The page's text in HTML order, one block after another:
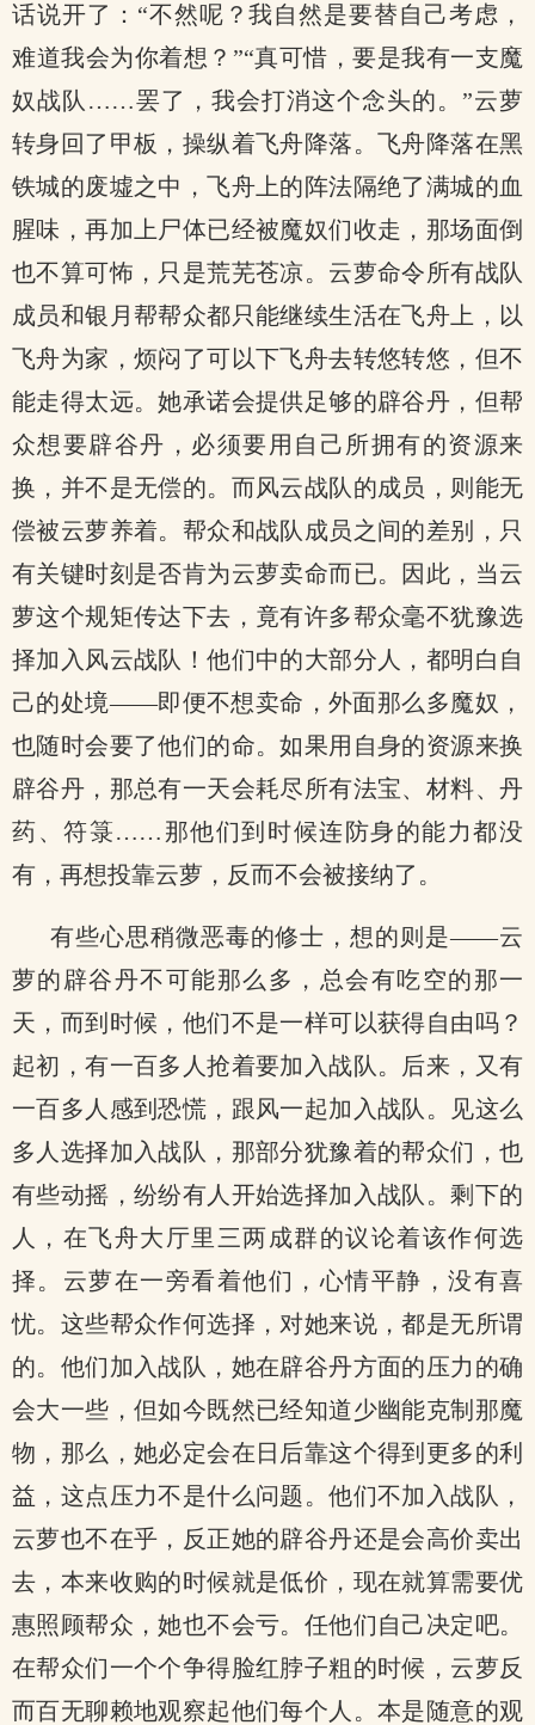
话说开了：“不然呢？我自然是要替自己考虑，
难道我会为你着想？”“真可惜，要是我有一支魔
奴战队……罢了，我会打消这个念头的。”云萝
转身回了甲板，操纵着飞舟降落。飞舟降落在黑
铁城的废墟之中，飞舟上的阵法隔绝了满城的血
腥味，再加上尸体已经被魔奴们收走，那场面倒
也不算可怖，只是荒芜苍凉。云萝命令所有战队
成员和银月帮帮众都只能继续生活在飞舟上，以
飞舟为家，烦闷了可以下飞舟去转悠转悠，但不
能走得太远。她承诺会提供足够的辟谷丹，但帮
众想要辟谷丹，必须要用自己所拥有的资源来
换，并不是无偿的。而风云战队的成员，则能无
偿被云萝养着。帮众和战队成员之间的差别，只
有关键时刻是否肯为云萝卖命而已。因此，当云
萝这个规矩传达下去，竟有许多帮众毫不犹豫选
择加入风云战队！他们中的大部分人，都明白自
己的处境——即便不想卖命，外面那么多魔奴，
也随时会要了他们的命。如果用自身的资源来换
辟谷丹，那总有一天会耗尽所有法宝、材料、丹
药、符箓……那他们到时候连防身的能力都没
有，再想投靠云萝，反而不会被接纳了。
有些心思稍微恶毒的修士，想的则是——云
萝的辟谷丹不可能那么多，总会有吃空的那一
天，而到时候，他们不是一样可以获得自由吗？
起初，有一百多人抢着要加入战队。后来，又有
一百多人感到恐慌，跟风一起加入战队。见这么
多人选择加入战队，那部分犹豫着的帮众们，也
有些动摇，纷纷有人开始选择加入战队。剩下的
人，在飞舟大厅里三两成群的议论着该作何选
择。云萝在一旁看着他们，心情平静，没有喜
忧。这些帮众作何选择，对她来说，都是无所谓
的。他们加入战队，她在辟谷丹方面的压力的确
会大一些，但如今既然已经知道少幽能克制那魔
物，那么，她必定会在日后靠这个得到更多的利
益，这点压力不是什么问题。他们不加入战队，
云萝也不在乎，反正她的辟谷丹还是会高价卖出
去，本来收购的时候就是低价，现在就算需要优
惠照顾帮众，她也不会亏。任他们自己决定吧。
在帮众们一个个争得脸红脖子粗的时候，云萝反
而百无聊赖地观察起他们每个人。本是随意的观